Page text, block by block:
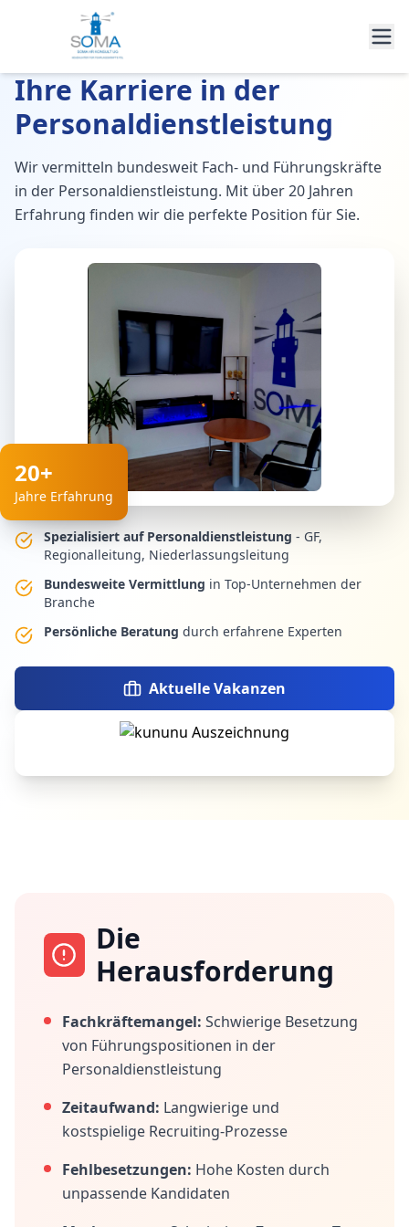
Ihre Karriere in der
Personaldienstleistung
Wir vermitteln bundesweit Fach- und Führungskräfte
in der Personaldienstleistung. Mit über 20 Jahren
Erfahrung finden wir die perfekte Position für Sie.
20+
Jahre Erfahrung
Spezialisiert auf Personaldienstleistung - GF,
Regionalleitung, Niederlassungsleitung
Bundesweite Vermittlung in Top-Unternehmen der
Branche
Persönliche Beratung durch erfahrene Experten
Aktuelle Vakanzen
Die
Herausforderung
Fachkräftemangel: Schwierige Besetzung
von Führungspositionen in der
Personaldienstleistung
Zeitaufwand: Langwierige und
kostspielige Recruiting-Prozesse
Fehlbesetzungen: Hohe Kosten durch
unpassende Kandidaten